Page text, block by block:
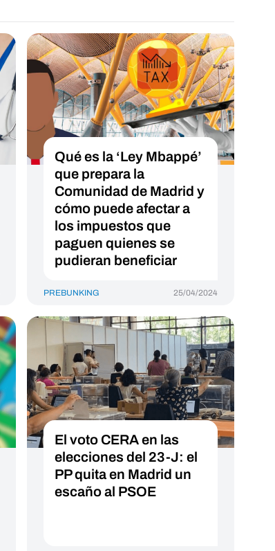
Qué es la ‘Ley Mbappé’
que prepara la
Comunidad de Madrid y
cómo puede afectar a
los impuestos que
paguen quienes se
pudieran beneficiar
PREBUNKING 25/04/2024
El voto CERA en las
elecciones del 23-J: el
PP quita en Madrid un
escaño al PSOE